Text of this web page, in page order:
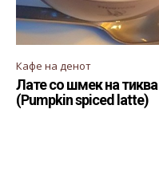
Кафе на денот
Лате со шмек на тиква
(Pumpkin spiced latte)